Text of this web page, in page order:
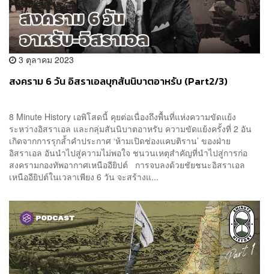
3 ตุลาคม 2023
สงคราม 6 วัน อิสราเอลบุกสันนิบาตอาหรับ (Part2/3)
8 Minute History เอพิโสดนี้ คุยต่อเนื่องถึงพื้นที่แห่งความขัดแย้ง
ระหว่างอิสราเอล และกลุ่มสันนิบาตอาหรับ ความขัดแย้งครั้งที่ 2 อัน
เกิดจากการรุกล้ำคำประกาศ ‘ห้ามเปิดช่องแคบติราน’ ของฝ่าย
อิสราเอล อันนำไปสู่ความไม่พอใจ ชนวนเหตุสำคัญที่นำไปสู่การก่อ
สงครามกองทัพอากาศเหนืออียิปต์ การจบลงด้วยชัยชนะอิสราเอล
เหนืออียิปต์ในเวลาเพียง 6 วัน จะสร้างแ...